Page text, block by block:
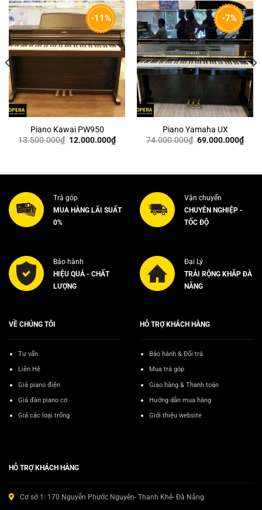
-11%
Piano Kawai PW950
13.500.000₫ Giá
12.000.000₫Giá
hiện
-7%
Piano Yamaha UX
74.000.000₫ Giá
69.000.000₫Giá
hiện
Trả góp
MUA HÀNG LÃI SUẤT
0%
Vận chuyển
CHUYÊN NGHIỆP -
TỐC ĐỘ
Bảo hành
HIỆU QUẢ - CHẤT
LƯỢNG
Đại Lý
TRẢI RỘNG KHẮP ĐÀ
NẴNG
VỀ CHÚNG TÔI
Tư vấn
Liên Hệ
Giá piano điện
Giá đàn piano cơ
Giá các loại trống
HỖ TRỢ KHÁCH HÀNG
Bảo hành & Đổi trả
Mua trả góp
Giao hàng & Thanh toán
Hướng dẫn mua hàng
Giới thiệu website
HỖ TRỢ KHÁCH HÀNG
Cơ sở 1: 170 Nguyễn Phước Nguyên- Thanh Khê- Đà Nẵng